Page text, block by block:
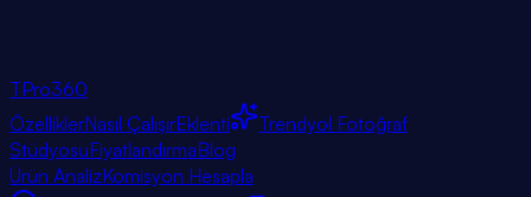
TPro360
ÖzelliklerNasıl ÇalışırEklenti
Trendyol Fotoğraf
StüdyosuFiyatlandırmaBlog
Ürün AnalizKomisyon Hesapla